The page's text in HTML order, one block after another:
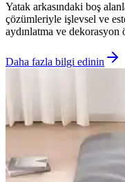
Yatak arkasındaki boş
çözümleriyle işlevsel ve
aydınlatma ve dekorasyon
Daha fazla bilgi edinin